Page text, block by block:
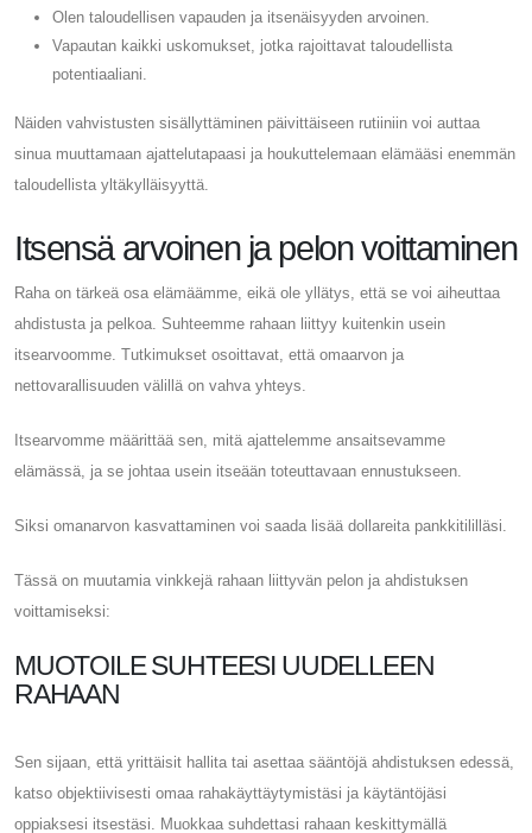
Olen taloudellisen vapauden ja itsenäisyyden arvoinen.
Vapautan kaikki uskomukset, jotka rajoittavat taloudellista
potentiaaliani.
Näiden vahvistusten sisällyttäminen päivittäiseen rutiiniin voi auttaa
sinua muuttamaan ajattelutapaasi ja houkuttelemaan elämääsi enemmän
taloudellista yltäkylläisyyttä.
Itsensä arvoinen ja pelon voittaminen
Raha on tärkeä osa elämäämme, eikä ole yllätys, että se voi aiheuttaa
ahdistusta ja pelkoa. Suhteemme rahaan liittyy kuitenkin usein
itsearvoomme. Tutkimukset osoittavat, että omaarvon ja
nettovarallisuuden välillä on vahva yhteys.
Itsearvomme määrittää sen, mitä ajattelemme ansaitsevamme
elämässä, ja se johtaa usein itseään toteuttavaan ennustukseen.
Siksi omanarvon kasvattaminen voi saada lisää dollareita pankkitililläsi.
Tässä on muutamia vinkkejä rahaan liittyvän pelon ja ahdistuksen
voittamiseksi:
MUOTOILE SUHTEESI UUDELLEEN
RAHAAN
Sen sijaan, että yrittäisit hallita tai asettaa sääntöjä ahdistuksen edessä,
katso objektiivisesti omaa rahakäyttäytymistäsi ja käytäntöjäsi
oppiaksesi itsestäsi. Muokkaa suhdettasi rahaan keskittymällä